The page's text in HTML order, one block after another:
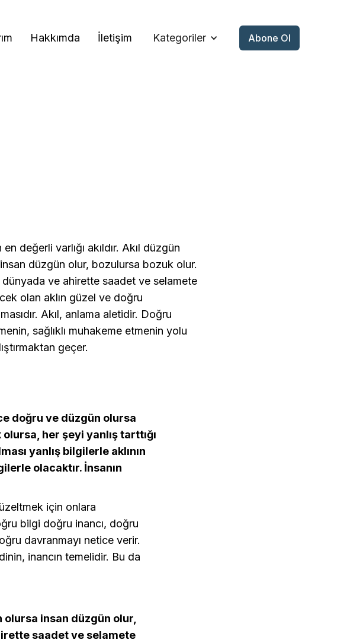
Hakkımda İletişim Kategoriler Abone Ol
en değerli varlığı akıldır. Akıl düzgün
düzgün olur, bozulursa bozuk olur.
dünyada ve ahirette saadet ve selamete
olan aklın güzel ve doğru
Akıl, anlama aletidir. Doğru
sağlıklı muhakeme etmenin yolu
geçer.
doğru ve düzgün olursa
her şeyi yanlış tarttığı
yanlış bilgilerle aklının
olacaktır. İnsanın
için onlara
bilgi doğru inancı, doğru
davranmayı netice verir.
inancın temelidir. Bu da
olursa insan düzgün olur,
saadet ve selamete